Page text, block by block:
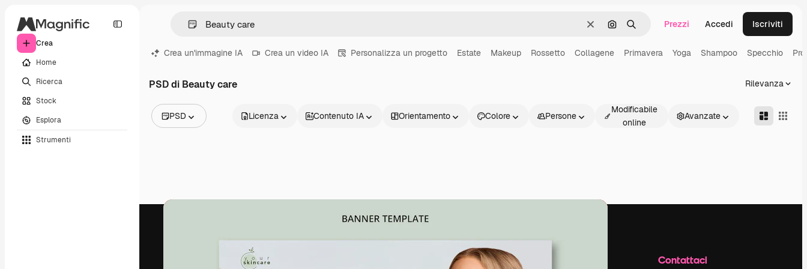
Crea
Home
Ricerca
Stock
Esplora
Strumenti
CancellaCerca per immagine
Ricerca Prezzi Accedi Iscriviti
Crea un'immagine IA Crea un video IA Personalizza un progetto Estate Makeup Rossetto Collagene Primavera Yoga Shampoo Specchio
PSD di Beauty care Rilevanza
PSD
Video
Licenza Contenuto IA Orientamento Colore Persone
Modificabile
online
Avanzate
Inizia Contattaci